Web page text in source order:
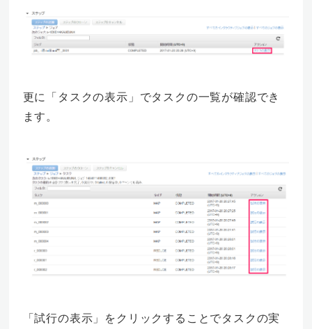
更に「タスクの表示」でタスクの一覧が確認でき
ます。
「試行の表示」をクリックすることでタスクの実